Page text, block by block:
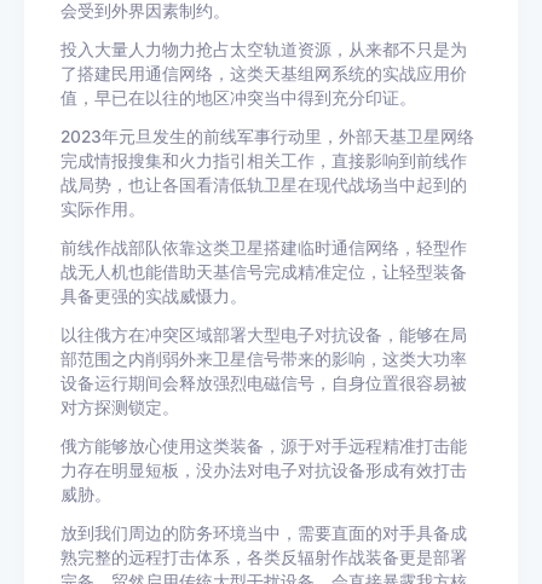
会受到外界因素制约。
投入大量人力物力抢占太空轨道资源，从来都不只是为
了搭建民用通信网络，这类天基组网系统的实战应用价
值，早已在以往的地区冲突当中得到充分印证。
2023年元旦发生的前线军事行动里，外部天基卫星网络
完成情报搜集和火力指引相关工作，直接影响到前线作
战局势，也让各国看清低轨卫星在现代战场当中起到的
实际作用。
前线作战部队依靠这类卫星搭建临时通信网络，轻型作
战无人机也能借助天基信号完成精准定位，让轻型装备
具备更强的实战威慑力。
以往俄方在冲突区域部署大型电子对抗设备，能够在局
部范围之内削弱外来卫星信号带来的影响，这类大功率
设备运行期间会释放强烈电磁信号，自身位置很容易被
对方探测锁定。
俄方能够放心使用这类装备，源于对手远程精准打击能
力存在明显短板，没办法对电子对抗设备形成有效打击
威胁。
放到我们周边的防务环境当中，需要直面的对手具备成
熟完整的远程打击体系，各类反辐射作战装备更是部署